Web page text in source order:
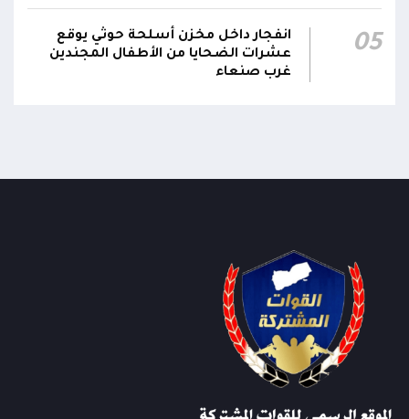
23:05
واستعادة العاصمة صنعاء وإنهاء الانقلاب
05
انفجار داخل مخزن أسلحة حوثي يوقع
عشرات الضحايا من الأطفال المجندين
غرب صنعاء